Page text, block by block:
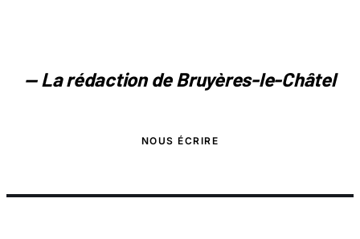
— La rédaction de Bruyères-le-Châtel
NOUS ÉCRIRE